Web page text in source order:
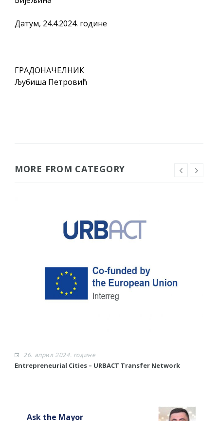
Датум, 24.4.2024. године
ГРАДОНАЧЕЛНИК
Љубиша Петровић
MORE FROM CATEGORY
26. април 2024. године
​Entrepreneurial Cities – URBACT Transfer Network
Ask the Mayor